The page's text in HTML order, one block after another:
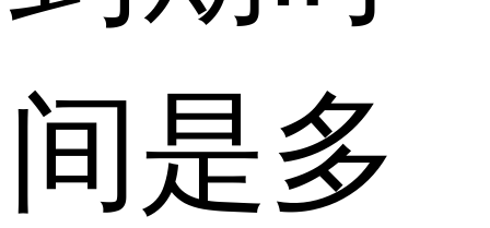
间是多